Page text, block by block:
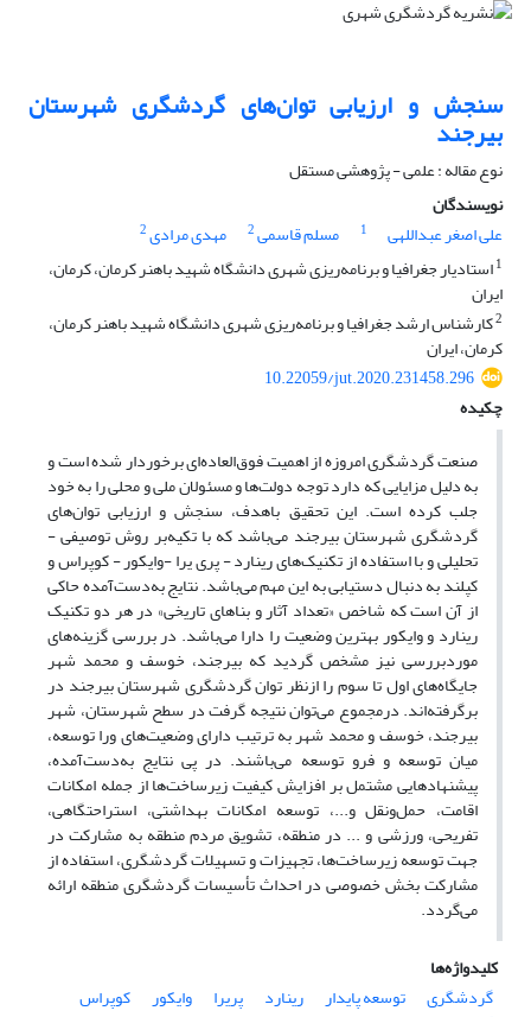
سنجش و ارزیابی توان‌های گردشگری شهرستان
بیرجند
نوع مقاله : علمی - پژوهشی مستقل
نویسندگان
علی اصغر عبداللهی
1 مسلم قاسمی2 مهدی مرادی2
1استادیار جغرافیا و برنامه‌ریزی شهری دانشگاه شهید باهنر کرمان، کرمان،
ایران
2کارشناس ارشد جغرافیا و برنامه‌ریزی شهری دانشگاه شهید باهنر کرمان،
کرمان، ایران
10.22059/jut.2020.231458.296
چکیده
صنعت گردشگری امروزه از اهمیت فوق‌العاده‌ای برخوردار شده است و
به دلیل مزایایی که دارد توجه دولت‌ها و مسئولان ملی و محلی را به خود
جلب کرده است. این تحقیق باهدف، سنجش و ارزیابی توان‌های
گردشگری شهرستان بیرجند می‌باشد که با تکیه‌بر روش توصیفی -
تحلیلی و با استفاده از تکنیک‌های رینارد - پری یرا -وایکور - کوپراس و
کپلند به دنبال دستیابی به این مهم می‌باشد. نتایج به‌دست‌آمده حاکی
از آن است که شاخص «تعداد آثار و بناهای تاریخی» در هر دو تکنیک
رینارد و وایکور بهترین وضعیت را دارا می‌باشد. در بررسی گزینه‌های
موردبررسی نیز مشخص گردید که بیرجند، خوسف و محمد شهر
جایگاه‌های اول تا سوم را ازنظر توان گردشگری شهرستان بیرجند در
برگرفته‌اند. درمجموع می‌توان نتیجه گرفت در سطح شهرستان، شهر
بیرجند، خوسف و محمد شهر به ترتیب دارای وضعیت‌های ورا توسعه،
میان توسعه و فرو توسعه می‌باشند. در پی نتایج به‌دست‌آمده،
پیشنهادهایی مشتمل بر افزایش کیفیت زیرساخت‌ها از جمله امکانات
اقامت، حمل‌ونقل و...، توسعه امکانات بهداشتی، استراحتگاهی،
تفریحی، ورزشی و ... در منطقه، تشویق مردم منطقه به مشارکت در
جهت توسعه زیرساخت‌ها، تجهیزات و تسهیلات گردشگری، استفاده از
مشارکت بخش خصوصی در احداث تأسیسات گردشگری منطقه ارائه
می‌گردد.
کلیدواژه‌ها
گردشگری
توسعه پایدار رینارد پریرا وایکور کوپراس